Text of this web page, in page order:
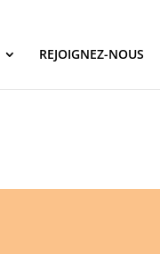
REJOIGNEZ-NOUS